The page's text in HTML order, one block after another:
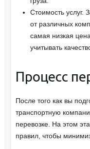
Стоимость услуг.
от различных
самая низкая
учитывать
Процесс
После того как вы
транспортную
перевозке. На этом
правил, чтобы